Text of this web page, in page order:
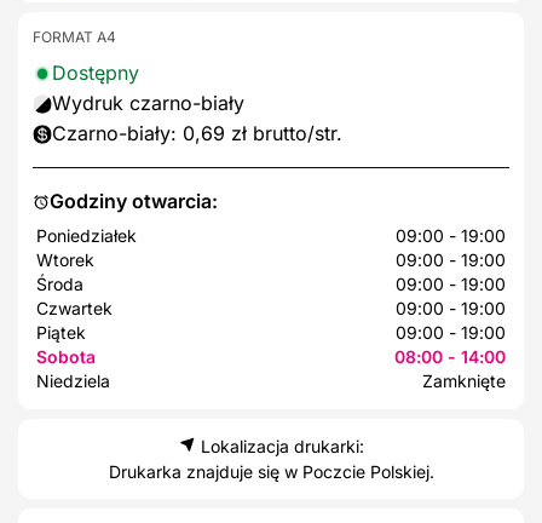
Godziny otwarcia:
Poniedziałek
09:00 - 19:00
Wtorek
09:00 - 19:00
Środa
09:00 - 19:00
Czwartek
09:00 - 19:00
Piątek
09:00 - 19:00
Sobota
08:00 - 14:00
Niedziela
Zamknięte
FORMAT A4
Dostępny
Wydruk czarno-biały
Czarno-biały: 0,69 zł brutto/str.
Lokalizacja drukarki:
Drukarka znajduje się w Poczcie Polskiej.